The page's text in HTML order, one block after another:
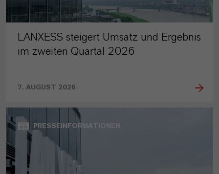
LANXESS steigert Umsatz und Ergebnis
im zweiten Quartal 2026
7. AUGUST 2026
PRESSEINFORMATIONEN